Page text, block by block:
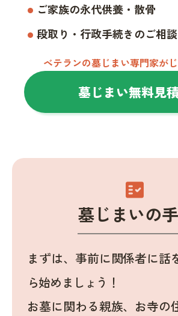
ご家族の永代供養・散骨
段取り・行政手続きのご相談
ベテランの墓じまい専門家が
墓じまい無料見
fact_check
墓じまいの
まずは、事前に関係者に話
ら始めましょう！
お墓に関わる親族、お寺の